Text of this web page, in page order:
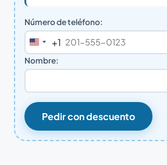
Número de teléfono:
United
States
+1
Nombre:
Pedir con descuento